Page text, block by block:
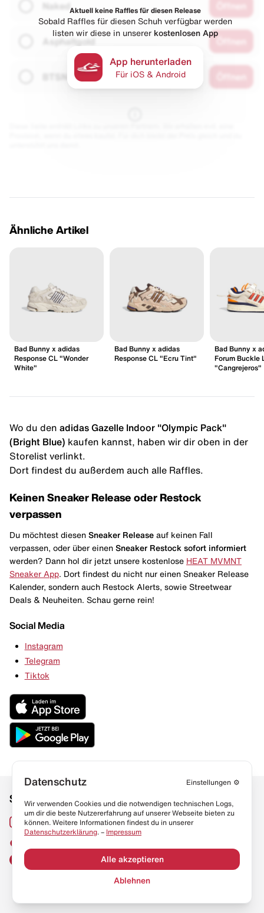
Naked
Asphaltgold
Aktuell keine Raffles für diesen Release
Sobald Raffles für diesen Schuh verfügbar werden
listen wir diese in unserer kostenlosen App
App herunterladen
Für iOS & Android
Ähnliche Artikel
Bad Bunny x adidas
Response CL "Wonder
White"
Bad Bunny x adidas
Response CL "Ecru Tint"
Bad Bunny x
Forum Buckle
"Cangrejeros"
Wo du den adidas Gazelle Indoor "Olympic Pack"
(Bright Blue) kaufen kannst, haben wir dir oben in der
Storelist verlinkt.
Dort findest du außerdem auch alle Raffles.
Keinen Sneaker Release oder Restock
verpassen
Du möchtest diesen Sneaker Release auf keinen Fall
verpassen, oder über einen Sneaker Restock sofort informiert
werden? Dann hol dir jetzt unsere kostenlose HEAT MVMNT
Sneaker App . Dort findest du nicht nur einen Sneaker Release
Kalender, sondern auch Restock Alerts, sowie Streetwear
Deals & Neuheiten. Schau gerne rein!
Social Media
Instagram
Telegram
Tiktok
Social Media
Instagram
Links
Sneaker Lexikon
Resell Guide
Datenschutz
Datenschutz Einstellungen ⚙️
Wir verwenden Cookies und die notwendigen technischen Logs,
um dir die beste Nutzererfahrung auf unserer Webseite bieten zu
können. Weitere Informationen findest du in unserer
Datenschutzerklärung. – Impressum
Alle akzeptieren
Ablehnen